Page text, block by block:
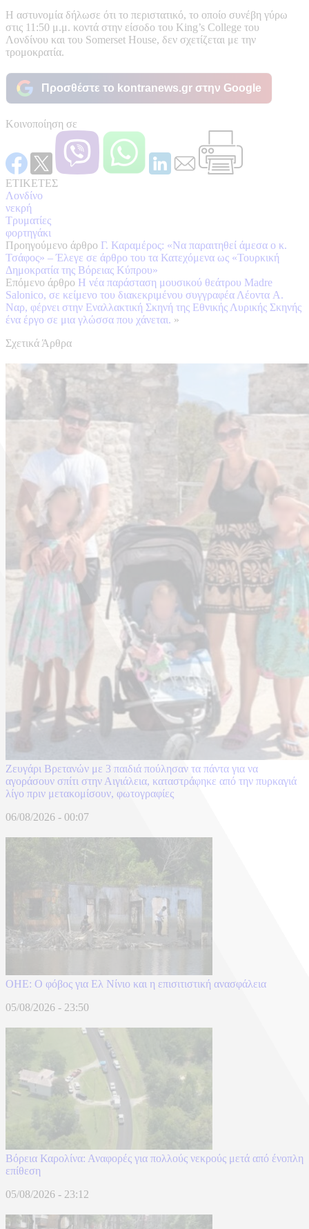
Η αστυνομία δήλωσε ότι το περιστατικό, το οποίο συνέβη γύρω
στις 11:50 μ.μ. κοντά στην είσοδο του King’s College του
Λονδίνου και του Somerset House, δεν σχετίζεται με την
τρομοκρατία.
Προσθέστε το kontranews.gr στην Google
Κοινοποίηση σε
ΕΤΙΚΕΤΕΣ
Λονδίνο
νεκρή
Τρυματίες
φορτηγάκι
Προηγούμενο άρθρο Γ. Καραμέρος: «Να παραιτηθεί άμεσα ο κ.
Τσάφος» – Έλεγε σε άρθρο του τα Κατεχόμενα ως «Τουρκική
Δημοκρατία της Βόρειας Κύπρου»
Επόμενο άρθρο Η νέα παράσταση μουσικού θεάτρου Madre
Salonico, σε κείμενο του διακεκριμένου συγγραφέα Λέοντα A.
Ναρ, φέρνει στην Εναλλακτική Σκηνή της Εθνικής Λυρικής Σκηνής
ένα έργο σε μια γλώσσα που χάνεται. »
Σχετικά Άρθρα
Ζευγάρι Βρετανών με 3 παιδιά πούλησαν τα πάντα για να
αγοράσουν σπίτι στην Αιγιάλεια, καταστράφηκε από την πυρκαγιά
λίγο πριν μετακομίσουν, φωτογραφίες
06/08/2026 - 00:07
ΟΗΕ: Ο φόβος για Ελ Νίνιο και η επισιτιστική ανασφάλεια
05/08/2026 - 23:50
Βόρεια Καρολίνα: Αναφορές για πολλούς νεκρούς μετά από ένοπλη
επίθεση
05/08/2026 - 23:12